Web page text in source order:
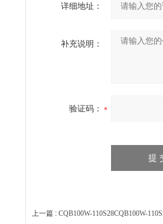
详细地址：
补充说明：
验证码：
上一篇 : CQB100W-110S28CQB100W-